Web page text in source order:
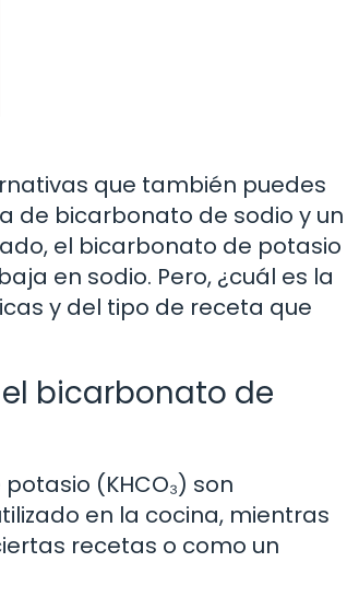
que también puedes
de bicarbonato de sodio y un
el bicarbonato de potasio
en sodio. Pero, ¿cuál es la
y del tipo de receta que
bicarbonato de
(KHCO₃) son
en la cocina, mientras
recetas o como un